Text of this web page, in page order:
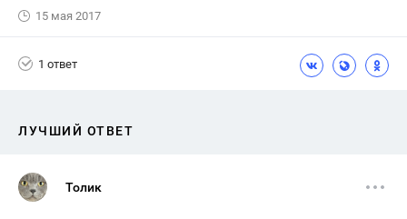
15 мая 2017
1 ответ
ЛУЧШИЙ ОТВЕТ
Толик